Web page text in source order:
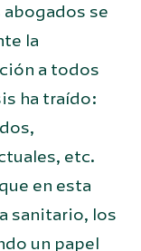
abogados se
la
a todos
ha traído:
etc.
en esta
sanitario, los
un papel